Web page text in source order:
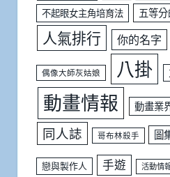
不起眼女主角培育法 五等
人氣排行 你的名字
偶像大師灰姑娘 八掛
動畫情報 動畫業
同人誌 哥布林殺手 圖
戀與製作人 手遊 活動情